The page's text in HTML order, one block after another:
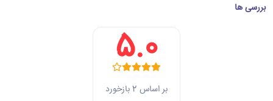
بررسی ها
5.0
بر اساس 2 بازخورد